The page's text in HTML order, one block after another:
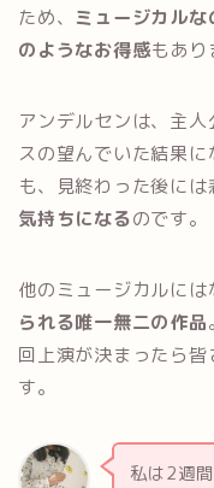
ため、 ミュージカル
のようなお得感もあり
アンデルセンは、主
スの望んでいた結果
も、見終わった後には
気持ちになるのです。
他のミュージカルには
られる唯一無二の作品
回上演が決まったら
す。
私は2週